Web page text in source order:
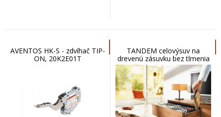
AVENTOS HK-S - zdvíhač TIP-
ON, 20K2E01T
TANDEM celovýsuv na
drevenú zásuvku bez tlmenia
a TIP-ON